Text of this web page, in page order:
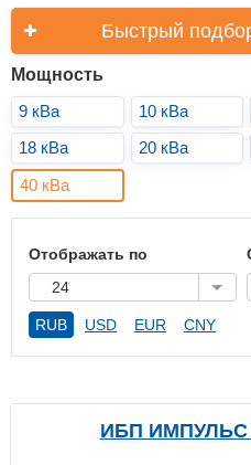
Быстрый
Мощность
9 кВа
10 кВа
18 кВа
20 кВа
40 кВа
Отображать по
24
RUB USD EUR CNY
ИБП ИМПУЛЬС